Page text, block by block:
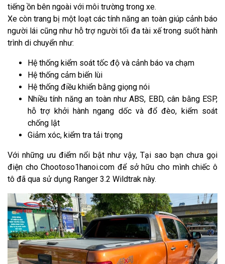
tiếng ồn bên ngoài với môi trường trong xe.
Xe còn trang bị một loạt các tính năng an toàn giúp cảnh báo
người lái cũng như hỗ trợ người tối đa tài xế trong suốt hành
trình di chuyển như:
Hệ thống kiểm soát tốc độ và cảnh báo va chạm
Hệ thống cảm biến lùi
Hệ thống điều khiển bằng giọng nói
Nhiều tính năng an toàn như ABS, EBD, cân bằng ESP,
hỗ trợ khởi hành ngang dốc và đổ đèo, kiểm soát
chống lật
Giảm xóc, kiểm tra tải trọng
Với những ưu điểm nổi bật như vậy, Tại sao bạn chưa gọi
điện cho Chootoso1hanoi.com để sở hữu cho mình chiếc ô
tô đã qua sử dụng Ranger 3.2 Wildtrak này.